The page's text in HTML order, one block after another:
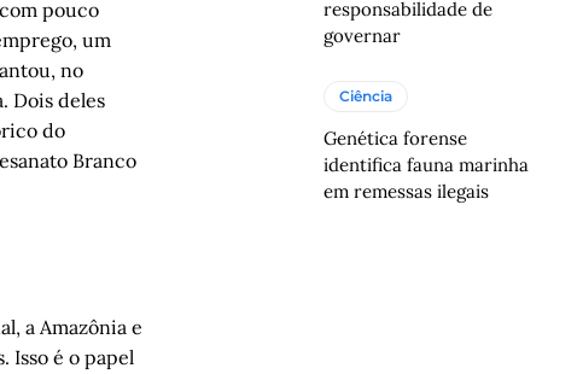
pouco
um
no
Dois deles
do
Branco
a Amazônia e
Isso é o papel
responsabilidade de
governar
Ciência
Genética forense
identifica fauna marinha
em remessas ilegais